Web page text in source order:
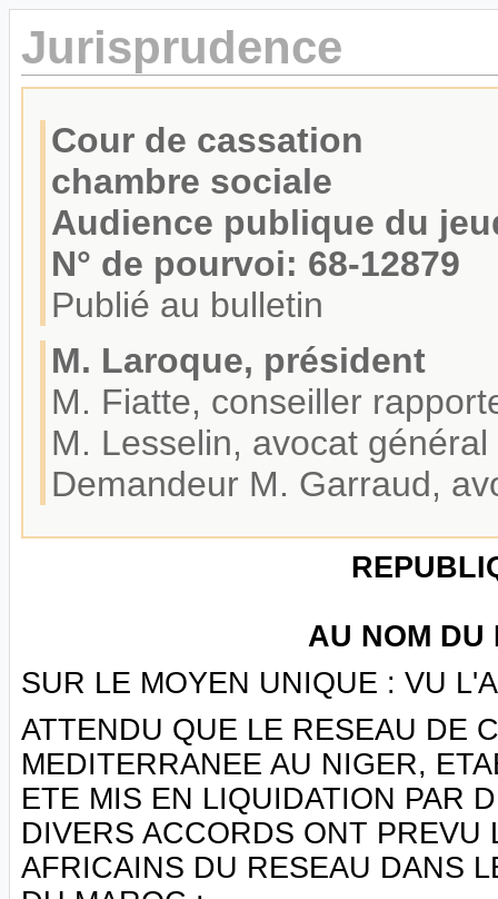
Jurisprudence
Cour de cassation
chambre sociale
Audience publique du
N° de pourvoi: 68-12879
Publié au bulletin
M. Laroque, président
M. Fiatte, conseiller
M. Lesselin, avocat général
Demandeur M. Garraud,
AU NOM DU
SUR LE MOYEN UNIQUE : VU
ATTENDU QUE LE RESEAU DE
MEDITERRANEE AU NIGER,
ETE MIS EN LIQUIDATION PAR
DIVERS ACCORDS ONT
AFRICAINS DU RESEAU DANS